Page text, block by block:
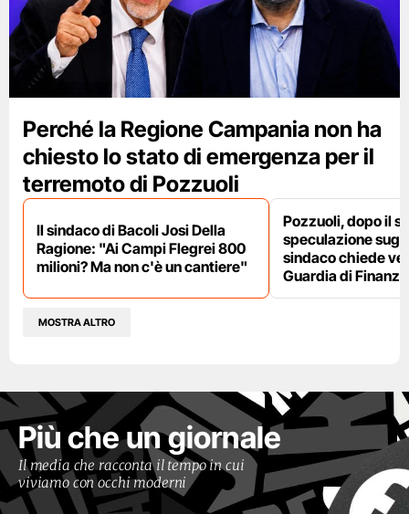
Perché la Regione Campania non ha
chiesto lo stato di emergenza per il
terremoto di Pozzuoli
Il sindaco di Bacoli Josi Della
Ragione: "Ai Campi Flegrei 800
milioni? Ma non c'è un cantiere"
Pozzuoli, dopo il
speculazione
sindaco chiede
Guardia di Finanza
MOSTRA ALTRO
Più che un giornale
Il media che racconta il tempo in cui
viviamo con occhi moderni